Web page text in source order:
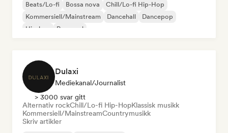
Beats/Lo-fi Bossa nova
Chill/Lo-fi Hip-Hop
Kommersiell/Mainstream
Dancehall
Dancepop
Hip-hop
Pop-soul
Dulaxi
Mediekanal/journalist
> 3000 svar gitt
Alternativ rockChill/Lo-fi Hip-HopKlassisk musikk
Kommersiell/MainstreamCountrymusikk
Skriv artikler